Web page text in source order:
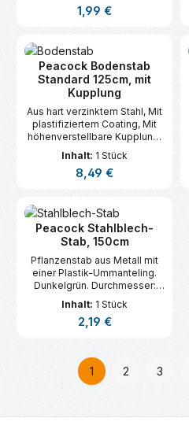
Regulärer Preis:
1,99 €
Peacock Bodenstab
Standard 125cm, mit
Kupplung
Aus hart verzinktem Stahl, Mit
plastifiziertem Coating, Mit
höhenverstellbare Kupplung,
mm, Kombinierbar mit
Stützringe, Stützgitter und
Inhalt: 1 Stück
Regulärer Preis:
8,49 €
Peacock Stahlblech-
Stab, 150cm
Pflanzenstab aus Metall mit
einer Plastik-Ummanteling.
Dunkelgrün. Durchmesser:
Inhalt: 1 Stück
Regulärer Preis:
2,19 €
Seite
1
Seite
2
Seite
3